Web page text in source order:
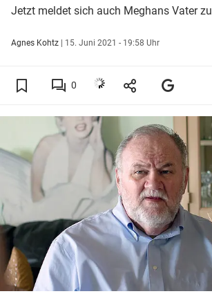
Jetzt meldet sich auch Meghans Vater
Agnes Kohtz | 15. Juni 2021 - 19:58 Uhr
0